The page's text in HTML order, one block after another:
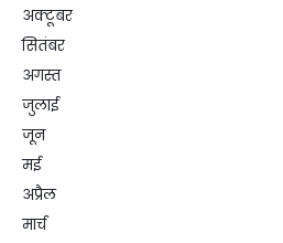
अक्टूबर
सितंबर
अगस्त
जुलाई
जून
मई
अप्रैल
मार्च